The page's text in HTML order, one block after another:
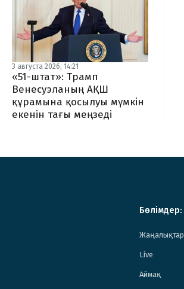
3 августа 2026, 14:21
«51-штат»: Трамп
Венесуэланың АҚШ
құрамына қосылуы мүмкін
екенін тағы меңзеді
Бөлімдер:
Жаңалықтар
Live
Аймақ